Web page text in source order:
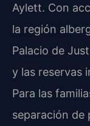
Aylett. Con
la región
Palacio de
y las reservas
Para las
separación de